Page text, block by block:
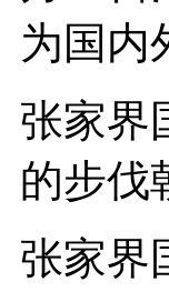
为国内
张家界
的步伐
张家界